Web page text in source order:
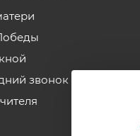
звонок